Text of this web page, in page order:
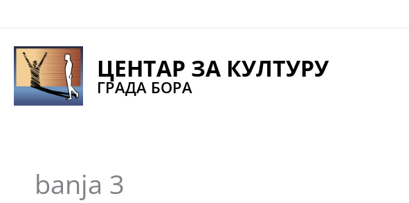
na
sadržaj
ЦЕНТАР ЗА КУЛТУРУ
ГРАДА БОРА
banja 3